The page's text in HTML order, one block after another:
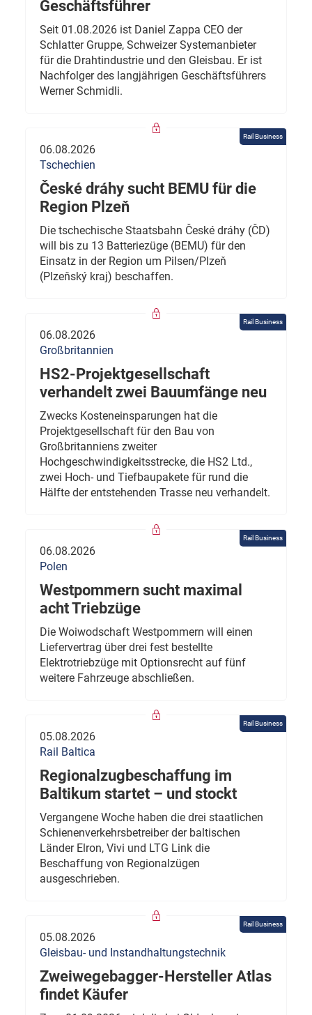
Geschäftsführer
Seit 01.08.2026 ist Daniel Zappa CEO der
Schlatter Gruppe, Schweizer Systemanbieter
für die Drahtindustrie und den Gleisbau. Er ist
Nachfolger des langjährigen Geschäftsführers
Werner Schmidli.
Rail Business
06.08.2026
Tschechien
České dráhy sucht BEMU für die
Region Plzeň
Die tschechische Staatsbahn České dráhy (ČD)
will bis zu 13 Batteriezüge (BEMU) für den
Einsatz in der Region um Pilsen/Plzeň
(Plzeňský kraj) beschaffen.
Rail Business
06.08.2026
Großbritannien
HS2-Projektgesellschaft
verhandelt zwei Bauumfänge neu
Zwecks Kosteneinsparungen hat die
Projektgesellschaft für den Bau von
Großbritanniens zweiter
Hochgeschwindigkeitsstrecke, die HS2 Ltd.,
zwei Hoch- und Tiefbaupakete für rund die
Hälfte der entstehenden Trasse neu verhandelt.
Rail Business
06.08.2026
Polen
Westpommern sucht maximal
acht Triebzüge
Die Woiwodschaft Westpommern will einen
Liefervertrag über drei fest bestellte
Elektrotriebzüge mit Optionsrecht auf fünf
weitere Fahrzeuge abschließen.
Rail Business
05.08.2026
Rail Baltica
Regionalzugbeschaffung im
Baltikum startet – und stockt
Vergangene Woche haben die drei staatlichen
Schienenverkehrsbetreiber der baltischen
Länder Elron, Vivi und LTG Link die
Beschaffung von Regionalzügen
ausgeschrieben.
Rail Business
05.08.2026
Gleisbau- und Instandhaltungstechnik
Zweiwegebagger-Hersteller Atlas
findet Käufer